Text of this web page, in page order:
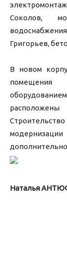
Соколов,
Григорьев,
В новом
помещения
Наталья